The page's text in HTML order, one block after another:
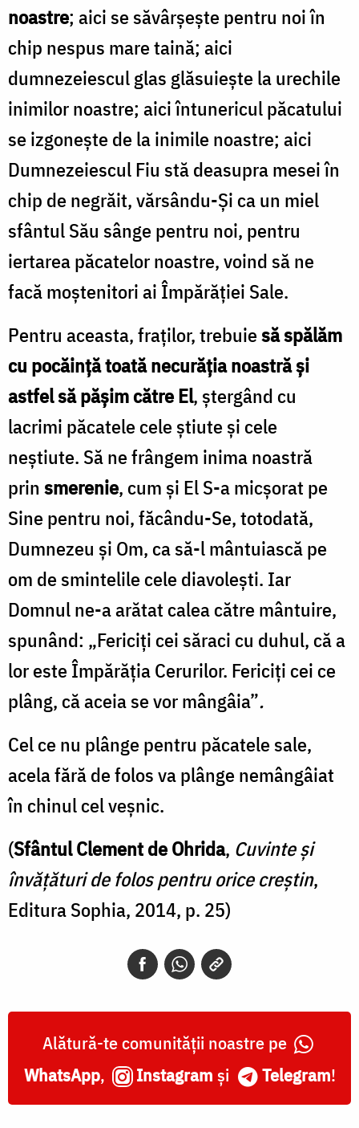
noastre; aici se săvârșește pentru noi în
chip nespus mare taină; aici
dumnezeiescul glas glăsuiește la urechile
inimilor noastre; aici întunericul păcatului
se izgonește de la inimile noastre; aici
Dumnezeiescul Fiu stă deasupra mesei în
chip de negrăit, vărsându-Și ca un miel
sfântul Său sânge pentru noi, pentru
iertarea păcatelor noastre, voind să ne
facă moștenitori ai Împărăției Sale.
Pentru aceasta, fraților, trebuiesă spălăm
cu pocăință toată necurăția noastră și
astfel să pășim către El, ștergând cu
lacrimi păcatele cele știute și cele
neștiute. Să ne frângem inima noastră
prin smerenie, cum și El S-a micșorat pe
Sine pentru noi, făcându-Se, totodată,
Dumnezeu și Om, ca să-l mântuiască pe
om de smintelile cele diavolești. Iar
Domnul ne-a arătat calea către mântuire,
spunând: „Fericiți cei săraci cu duhul, că a
lor este Împărăția Cerurilor. Fericiți cei ce
plâng, că aceia se vor mângâia”.
Cel ce nu plânge pentru păcatele sale,
acela fără de folos va plânge nemângâiat
în chinul cel veșnic.
(Sfântul Clement de Ohrida, Cuvinte și
învățături de folos pentru orice creștin,
Editura Sophia, 2014, p. 25)
Alătură-te comunității noastre pe
WhatsApp, Instagram și Telegram!